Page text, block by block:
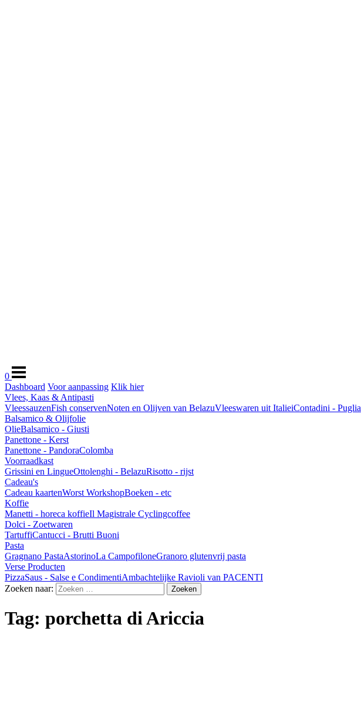
0
Dashboard Voor aanpassing Klik hier
Vlees, Kaas & Antipasti
VleessauzenFish conservenNoten en Olijven van BelazuVleeswaren uit ItalieiContadini - Puglia
Balsamico & Olijfolie
OlieBalsamico - Giusti
Panettone - Kerst
Panettone - PandoraColomba
Voorraadkast
Grissini en LingueOttolenghi - BelazuRisotto - rijst
Cadeau's
Cadeau kaartenWorst WorkshopBoeken - etc
Koffie
Manetti - horeca koffieIl Magistrale Cyclingcoffee
Dolci - Zoetwaren
TartuffiCantucci - Brutti Buoni
Pasta
Gragnano PastaAstorinoLa CampofiloneGranoro glutenvrij pasta
Verse Producten
PizzaSaus - Salse e CondimentiAmbachtelijke Ravioli van PACENTI
Zoeken naar:
Tag: porchetta di Ariccia